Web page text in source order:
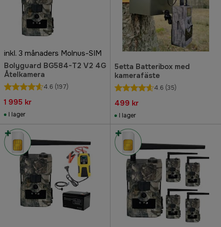
inkl. 3 månaders Molnus-SIM
Bolyguard BG584-T2 V2 4G
Åtelkamera
4.6 (197)
1 995 kr
I lager
5etta Batteribox med
kamerafäste
4.6 (35)
499 kr
I lager